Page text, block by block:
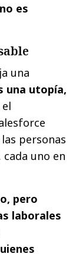
es
una
una utopía,
personas
uno en
pero
laborales